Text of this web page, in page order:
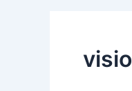
visio